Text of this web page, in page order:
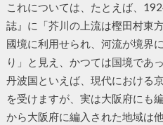
これについては、たとえば、
誌』に「芥川の上流は樫田村東
國境に利用せられ、河流が境界
り」と見え、かつては国境であ
丹波国といえば、現代における
を受けますが、実は大阪府にも
から大阪府に編入された地域は